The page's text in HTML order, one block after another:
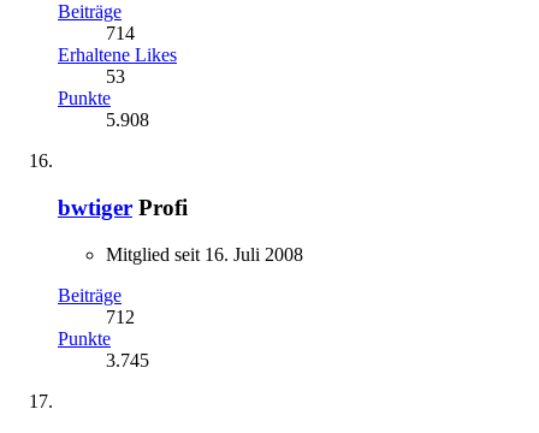
Beiträge
714
Erhaltene Likes
53
Punkte
5.908
bwtiger Profi
Mitglied seit 16. Juli 2008
Beiträge
712
Punkte
3.745